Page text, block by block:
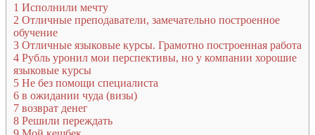
1 Исполнили мечту
2 Отличные преподаватели, замечательно построенное
обучение
3 Отличные языковые курсы. Грамотно построенная работа
4 Рубль уронил мои перспективы, но у компании хорошие
языковые курсы
5 Не без помощи специалиста
6 в ожидании чуда (визы)
7 возврат денег
8 Решили переждать